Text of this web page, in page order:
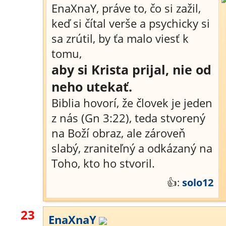
EnaXnaY, práve to, čo si zažil,
keď si čítal verše a psychicky si
sa zrútil, by ťa malo viesť k
tomu,
aby si Krista prijal, nie od
neho utekať.
Biblia hovorí, že človek je jeden
z nás (Gn 3:22), teda stvorený
na Boží obraz, ale zároveň
slabý, zraniteľný a odkázaný na
Toho, kto ho stvoril.
👍: solo12
23
EnaXnaY